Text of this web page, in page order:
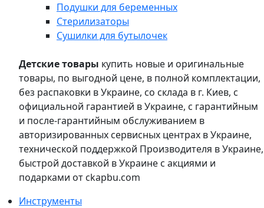
Подушки для беременных
Стерилизаторы
Сушилки для бутылочек
Детские товары купить новые и оригинальные
товары, по выгодной цене, в полной комплектации,
без распаковки в Украине, со склада в г. Киев, с
официальной гарантией в Украине, с гарантийным
и после-гарантийным обслуживанием в
авторизированных сервисных центрах в Украине,
технической поддержкой Производителя в Украине,
быстрой доставкой в Украине с акциями и
подарками от ckapbu.com
Инструменты